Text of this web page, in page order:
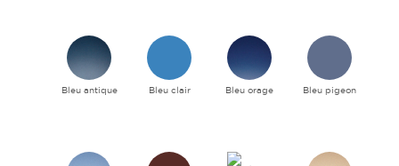
Bleu antique Bleu clair Bleu orage Bleu pigeon